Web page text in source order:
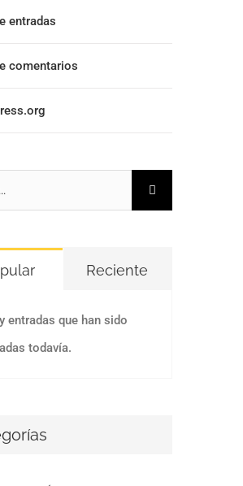
entradas
comentarios
Reciente
entradas que han sido
todavía.